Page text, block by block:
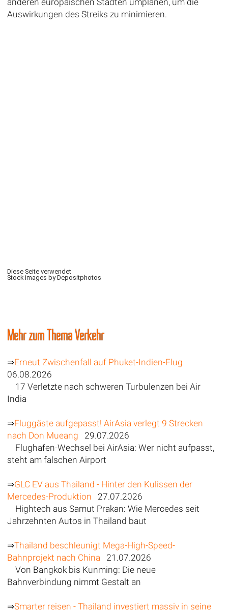
Auswirkungen des Streiks zu minimieren.
Diese Seite verwendet
Stock images by Depositphotos
Mehr zum Thema Verkehr
⇒Erneut Zwischenfall auf Phuket-Indien-Flug
06.08.2026
17 Verletzte nach schweren Turbulenzen bei Air
India
⇒Fluggäste aufgepasst! AirAsia verlegt 9 Strecken
nach Don Mueang 29.07.2026
Flughafen-Wechsel bei AirAsia: Wer nicht aufpasst,
steht am falschen Airport
⇒GLC EV aus Thailand - Hinter den Kulissen der
Mercedes-Produktion 27.07.2026
Hightech aus Samut Prakan: Wie Mercedes seit
Jahrzehnten Autos in Thailand baut
⇒Thailand beschleunigt Mega-High-Speed-
Bahnprojekt nach China 21.07.2026
Von Bangkok bis Kunming: Die neue
Bahnverbindung nimmt Gestalt an
⇒Smarter reisen - Thailand investiert massiv in seine